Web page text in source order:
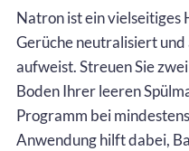
Natron ist ein vielseitiges
Gerüche neutralisiert
aufweist. Streuen Sie
Boden Ihrer leeren
Programm bei
Anwendung hilft dabei,